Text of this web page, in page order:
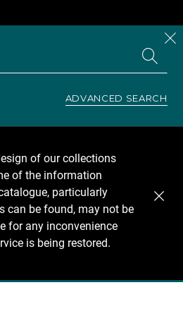
ADVANCED SEARCH
of our collections
of the information
particularly
can be found, may not be
for any inconvenience
is being restored.